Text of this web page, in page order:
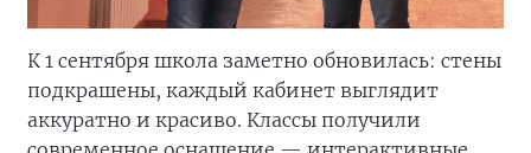
К 1 сентября школа заметно обновилась: стены
подкрашены, каждый кабинет выглядит
аккуратно и красиво. Классы получили